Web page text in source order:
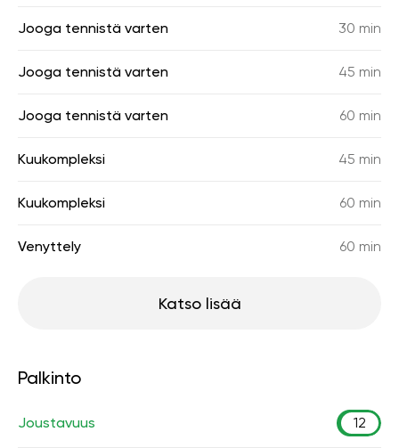
Jooga tennistä varten 30 min
Jooga tennistä varten 45 min
Jooga tennistä varten 60 min
Kuukompleksi 45 min
Kuukompleksi 60 min
Venyttely 60 min
Katso lisää
Palkinto
Joustavuus 12